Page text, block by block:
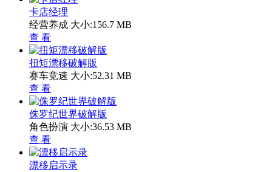
卡店经理
经营养成 大小:156.7 MB
查 看
扭矩漂移破解版
赛车竞速 大小:52.31 MB
查 看
侏罗纪世界破解版
角色扮演 大小:36.53 MB
查 看
漂移启示录